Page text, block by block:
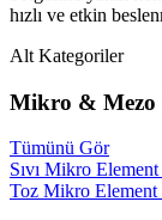
hızlı ve etkin
Alt Kategoriler
Mikro & Mezo
Tümünü Gör
Sıvı Mikro
Toz Mikro Element